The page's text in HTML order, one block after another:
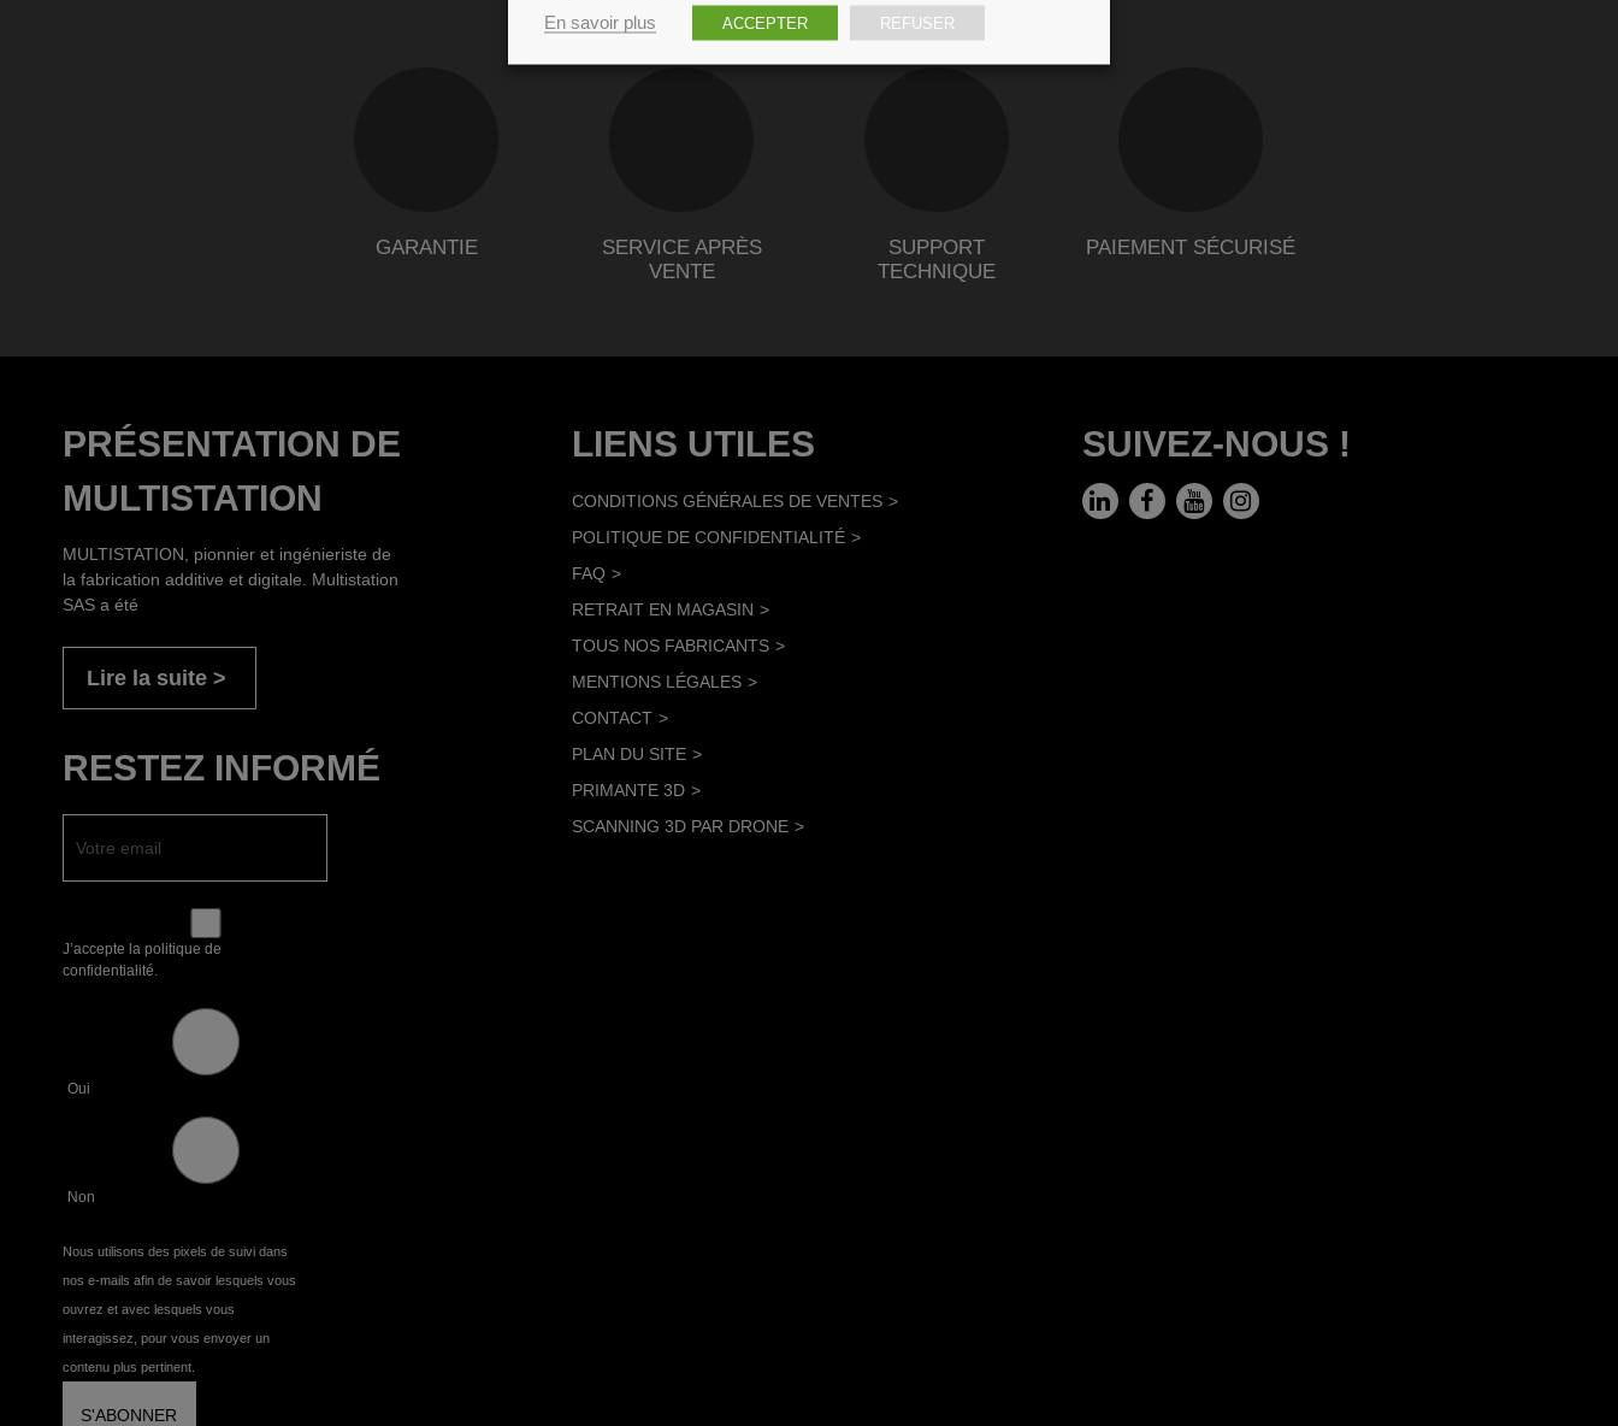
GARANTIE
SERVICE APRÈS
VENTE
SUPPORT
TECHNIQUE
PAIEMENT SÉCURISÉ
PRÉSENTATION DE
MULTISTATION
MULTISTATION, pionnier et ingénieriste de
la fabrication additive et digitale. Multistation
SAS a été
Lire la suite
RESTEZ INFORMÉ
J’accepte la politique de
confidentialité.
Oui
Non
Nous utilisons des pixels de suivi dans
nos e-mails afin de savoir lesquels vous
ouvrez et avec lesquels vous
interagissez, pour vous envoyer un
contenu plus pertinent.
LIENS UTILES
CONDITIONS GÉNÉRALES DE VENTES
POLITIQUE DE CONFIDENTIALITÉ
FAQ
RETRAIT EN MAGASIN
TOUS NOS FABRICANTS
MENTIONS LÉGALES
CONTACT
PLAN DU SITE
PRIMANTE 3D
SCANNING 3D PAR DRONE
SUIVEZ-NOUS !
En savoir plus
ACCEPTER REFUSER